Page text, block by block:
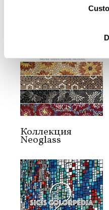
Каталоги и
Коллекция
Neoglass